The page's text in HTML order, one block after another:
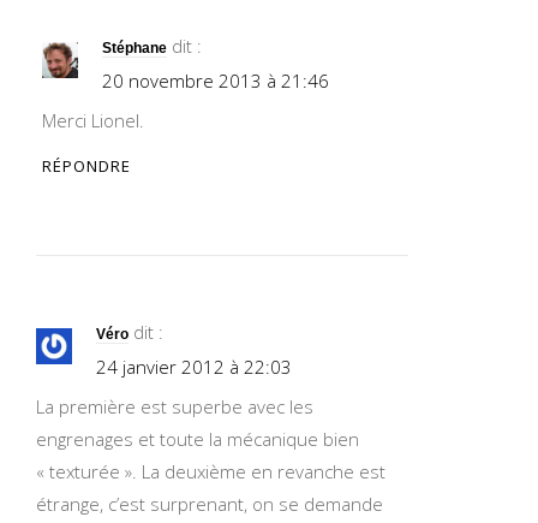
Stéphane dit :
20 novembre 2013 à 21:46
Merci Lionel.
RÉPONDRE
Véro dit :
24 janvier 2012 à 22:03
La première est superbe avec les
engrenages et toute la mécanique bien
« texturée ». La deuxième en revanche est
étrange, c’est surprenant, on se demande